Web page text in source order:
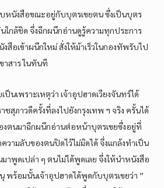
บหนังสือขณะอยู่กับบุตรเขยตน ซึ่งเป็นบุตร
ใกล้ชิด จึ่งฉีกผนึกอ่านดูรู้ความทุกประการ
สือเข้าผนึกใหม่ สั่งให้ม้าเร็วในกองทัพรับไป
าสาร ในทันที
นเพราะเหตุว่า เจ้าอุปฮาดเวียงจันทร์ได้
สุภาวดีครั้งที่ลงไปยังกรุงเทพ ฯ จริง ครั้นได้
ตนมาฉีกผนึกอ่านต่อหน้าบุตรเขยซึ่งอยู่ที่
วามลับของตนปิดไว้ไม่มิดได้ จึ่งแกล้งทำเป็น
าพูดเปล่า ๆ ตนไม่ได้พูดเลย จึ่งให้นำหนังสือ
พร้อมนั้นเจ้าอุปฮาดได้พูดกับบุตรเขยว่า ”